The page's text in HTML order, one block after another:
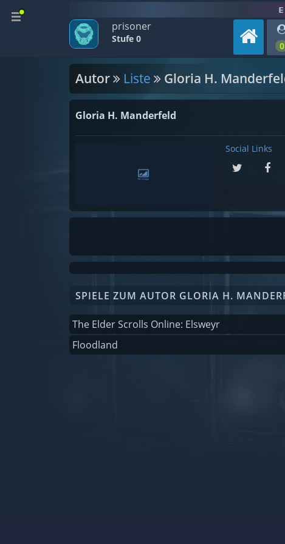
prisoner
Stufe 0
0
Autor Liste Gloria H.
Gloria H. Manderfeld
Social Links
SPIELE ZUM AUTOR GLORIA H.
The Elder Scrolls Online: Elsweyr
Floodland